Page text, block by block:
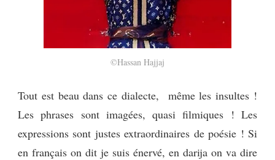
©Hassan Hajjaj
Tout est beau dans ce dialecte, même les insultes !
Les phrases sont imagées, quasi filmiques ! Les
expressions sont justes extraordinaires de poésie ! Si
en français on dit je suis énervé, en darija on va dire